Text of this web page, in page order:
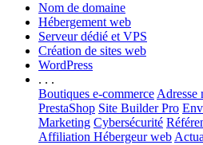
Nom de domaine
Hébergement web
Serveur dédié et VPS
Création de sites web
WordPress
. . .
Boutiques e-commerce Adresse
PrestaShop Site Builder Pro
Marketing Cybersécurité
Affiliation Hébergeur web